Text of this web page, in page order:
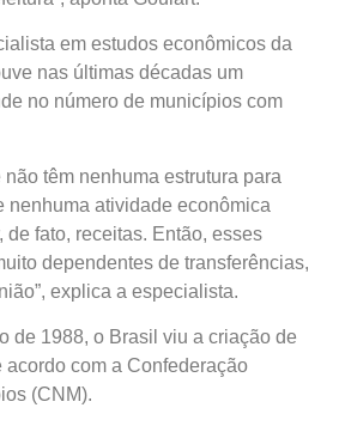
em estudos econômicos da
nas últimas décadas um
no número de municípios com
têm nenhuma estrutura para
nenhuma atividade econômica
de fato, receitas. Então, esses
dependentes de transferências,
explica a especialista.
de 1988, o Brasil viu a criação de
acordo com a Confederação
(CNM).